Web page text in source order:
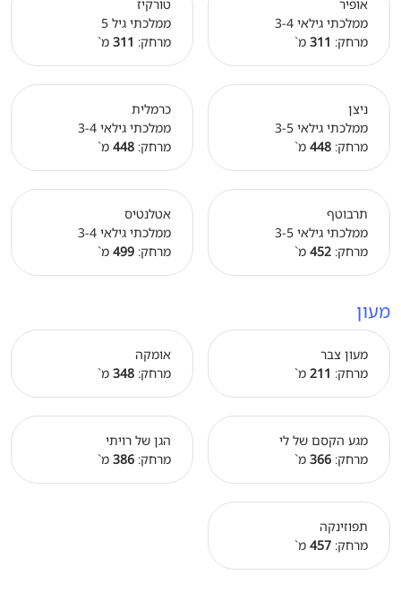
אופיר
ממלכתי גילאי 3-4
מרחק: 311 מ`
טורקיז
ממלכתי גיל 5
מרחק: 311 מ`
ניצן
ממלכתי גילאי 3-5
מרחק: 448 מ`
כרמלית
ממלכתי גילאי 3-4
מרחק: 448 מ`
תרבוטף
ממלכתי גילאי 3-5
מרחק: 452 מ`
אטלנטיס
ממלכתי גילאי 3-4
מרחק: 499 מ`
מעון
מעון צבר
מרחק: 211 מ`
אומקה
מרחק: 348 מ`
מגע הקסם של לי
מרחק: 366 מ`
הגן של רויתי
מרחק: 386 מ`
תפוזינקה
מרחק: 457 מ`